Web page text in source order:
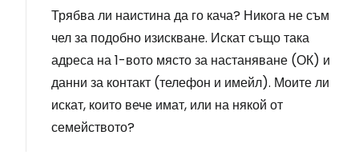
Трябва ли наистина да го кача? Никога не съм
чел за подобно изискване. Искат също така
адреса на 1-вото място за настаняване (ОК) и
данни за контакт (телефон и имейл). Моите ли
искат, които вече имат, или на някой от
семейството?